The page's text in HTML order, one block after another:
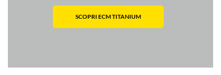
SCOPRI ECM TITANIUM